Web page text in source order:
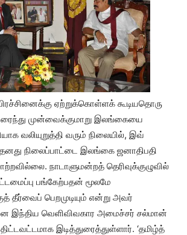
ஏற்றுக்கொள்ளக் கூடியதொரு
முன்வைக்குமாறு இலங்கையை
வலியுறுத்தி வரும் நிலையில், இவ்
தனது நிலைப்பாட்டை இலங்கை ஜனாதிபதி
நாடாளுமன்றத் தெரிவுக்குழுவில்
பங்கேற்பதன் மூலமே
தீர்வைப் பெறமுடியும் என்று அவர்
இந்திய வெளிவிவகார அமைச்சர் சல்மான்
இடித்துரைத்துள்ளார். ‘தமிழ்த்